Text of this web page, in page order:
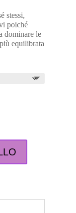
€.
stessi,
poiché
dominare le
equilibrata